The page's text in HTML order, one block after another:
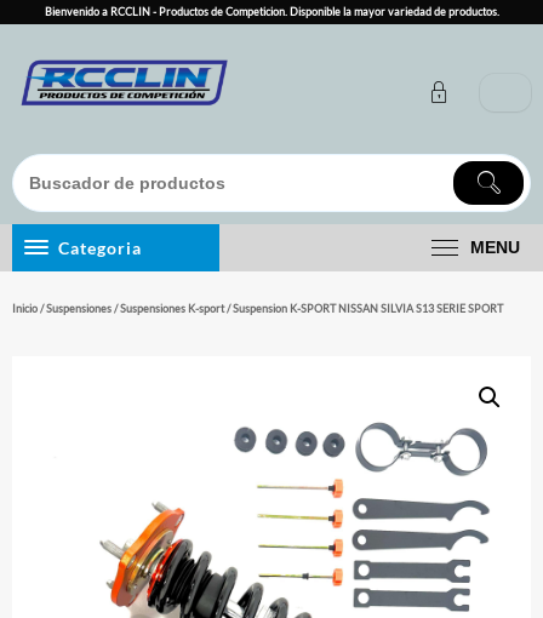
content
Bienvenido a RCCLIN - Productos de Competicion. Disponible la mayor variedad de productos.
Categoria MENU
Inicio/Suspensiones/Suspensiones K-sport/ Suspension K-SPORT NISSAN SILVIA S13 SERIE SPORT